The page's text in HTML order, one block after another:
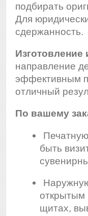
подбирать
Для
сдержанность.
направление
эффективным
отличный
По вашему
быть
открытым
щитах,